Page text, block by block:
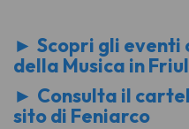
► Scopri gli eventi
della Musica in
► Consulta il
sito di Feniarco